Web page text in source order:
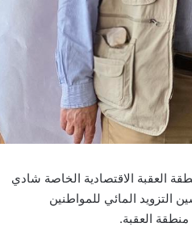
العقبة الاقتصادية الخاصة شادي
التزويد المائي للمواطنين
منطقة العقبة.